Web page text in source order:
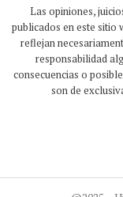
Las opiniones,
publicados en este sitio
reflejan
responsabilidad
consecuencias o
son de